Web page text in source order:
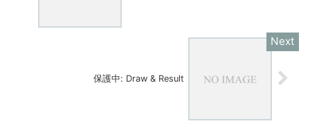
保護中: Draw & Result